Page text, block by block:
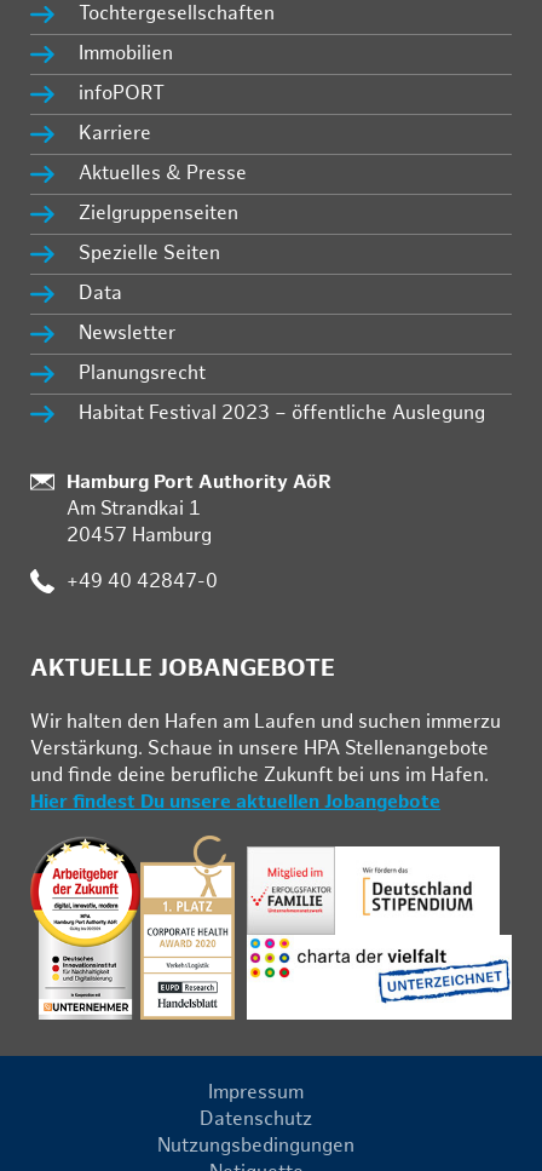
Tochtergesellschaften
Immobilien
infoPORT
Karriere
Aktuelles & Presse
Zielgruppenseiten
Spezielle Seiten
Data
Newsletter
Planungsrecht
Habitat Festival 2023 – öffentliche Auslegung
:
Hamburg Port Authority AöR
Am Strandkai 1
20457 Hamburg
: +49 40 42847-0
AKTUELLE JOBANGEBOTE
Wir hal­ten den Ha­fen am Lau­fen und su­chen im­mer­zu
Ver­stär­kung. Schau­e in un­se­re HPA Stel­len­an­ge­bo­te
und fin­de deine be­ruf­li­che Zu­kunft bei uns im Ha­fen.
Hier findest Du unsere aktuellen Jobangebote
Impressum
Datenschutz
Nutzungsbedingungen